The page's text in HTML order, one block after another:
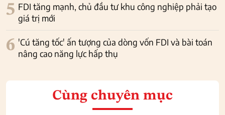
5 FDI tăng mạnh, chủ đầu tư khu công nghiệp phải tạo
giá trị mới
6 'Cú tăng tốc' ấn tượng của dòng vốn FDI và bài toán
nâng cao năng lực hấp thụ
Cùng chuyên mục